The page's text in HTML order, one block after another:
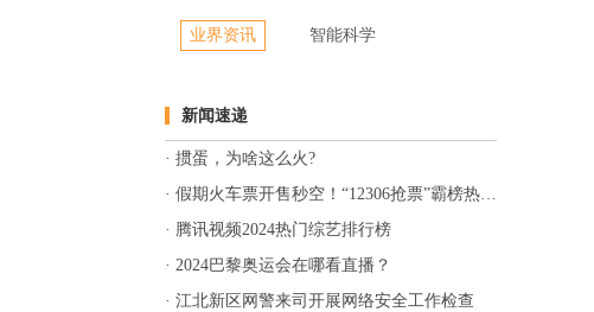
业界资讯 智能科学
新闻速递
掼蛋，为啥这么火?
假期火车票开售秒空！“12306抢票”霸榜热搜！
腾讯视频2024热门综艺排行榜
2024巴黎奥运会在哪看直播？
江北新区网警来司开展网络安全工作检查